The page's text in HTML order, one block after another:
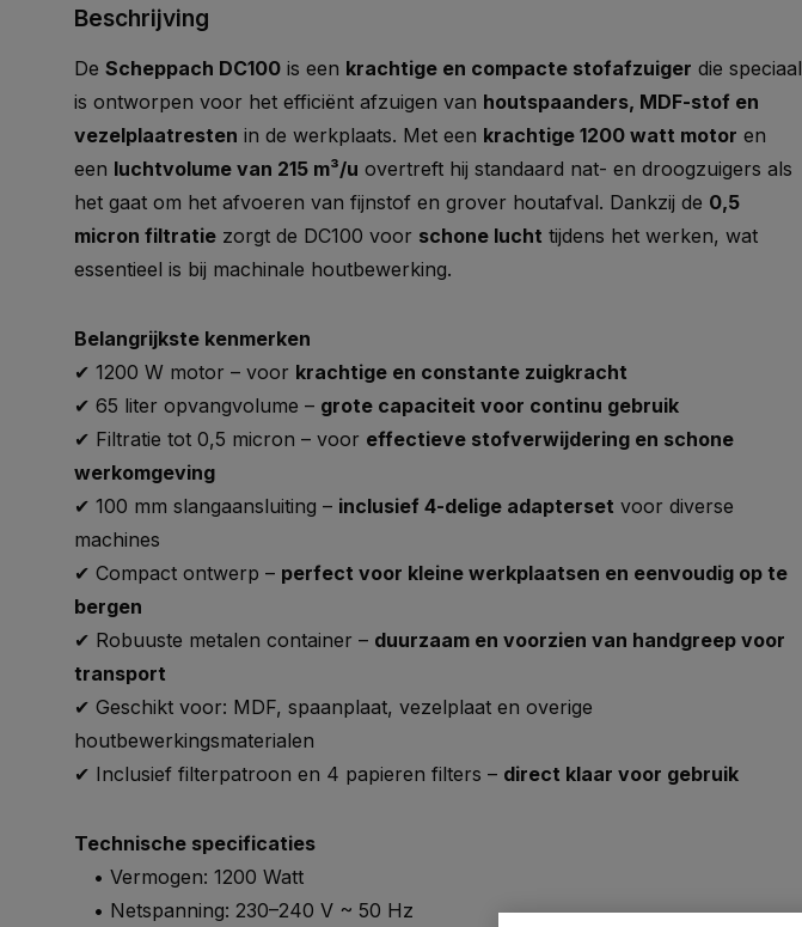
Beschrijving
De Scheppach DC100 is een krachtige en compacte stofafzuiger die speciaal
is ontworpen voor het efficiënt afzuigen van houtspaanders, MDF-stof en
vezelplaatresten in de werkplaats. Met een krachtige 1200 watt motor en
een luchtvolume van 215 m³/u overtreft hij standaard nat- en droogzuigers als
het gaat om het afvoeren van fijnstof en grover houtafval. Dankzij de 0,5
micron filtratie zorgt de DC100 voor schone lucht tijdens het werken, wat
essentieel is bij machinale houtbewerking.
Belangrijkste kenmerken
✔ 1200 W motor – voor krachtige en constante zuigkracht
✔ 65 liter opvangvolume – grote capaciteit voor continu gebruik
✔ Filtratie tot 0,5 micron – voor effectieve stofverwijdering en schone
werkomgeving
✔ 100 mm slangaansluiting – inclusief 4-delige adapterset voor diverse
machines
✔ Compact ontwerp – perfect voor kleine werkplaatsen en eenvoudig op te
bergen
✔ Robuuste metalen container – duurzaam en voorzien van handgreep voor
transport
✔ Geschikt voor: MDF, spaanplaat, vezelplaat en overige
houtbewerkingsmaterialen
✔ Inclusief filterpatroon en 4 papieren filters – direct klaar voor gebruik
Technische specificaties
• Vermogen: 1200 Watt
• Netspanning: 230–240 V ~ 50 Hz